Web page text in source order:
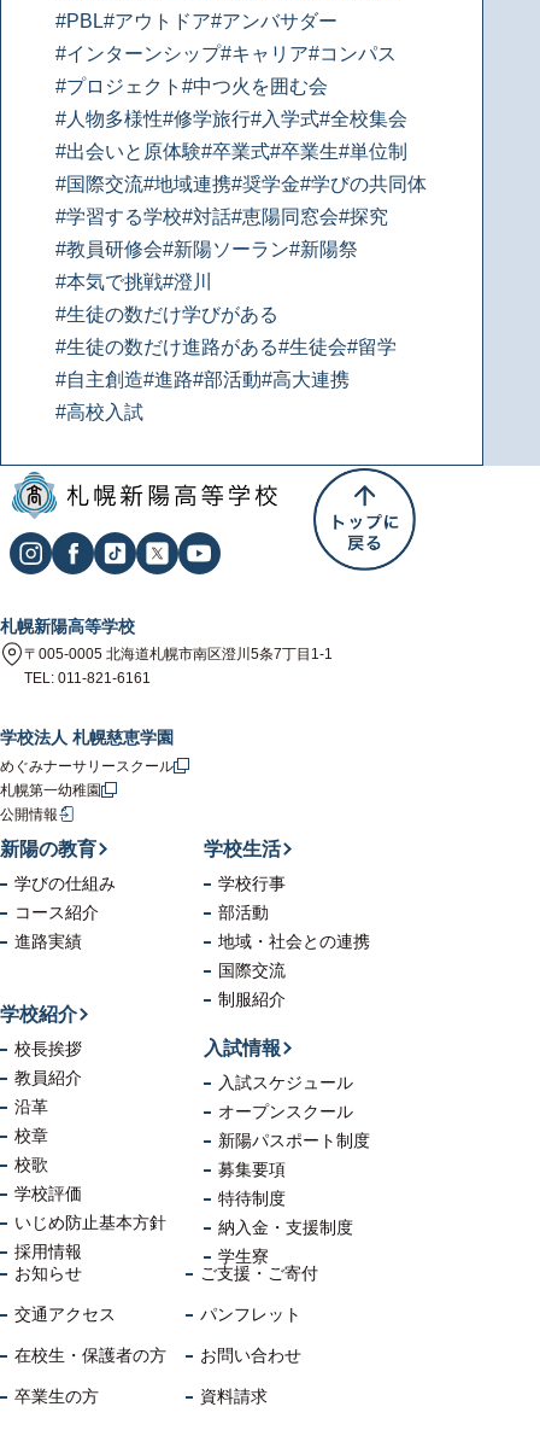
#PBL#アウトドア#アンバサダー
#インターンシップ#キャリア#コンパス
#プロジェクト #中つ火を囲む会
#人物多様性#修学旅行#入学式#全校集会
#出会いと原体験#卒業式#卒業生#単位制
#国際交流#地域連携#奨学金#学びの共同体
#学習する学校#対話#恵陽同窓会#探究
#教員研修会#新陽ソーラン#新陽祭
#本気で挑戦#澄川
#生徒の数だけ学びがある
#生徒の数だけ進路がある#生徒会#留学
#自主創造#進路#部活動#高大連携
#高校入試
札幌新陽高等学校
〒005-0005 北海道札幌市南区澄川5条7丁目1-1
TEL: 011-821-6161
学校法人 札幌慈恵学園
めぐみナーサリースクール
札幌第一幼稚園
公開情報
新陽の教育
学びの仕組み
コース紹介
進路実績
学校生活
学校行事
部活動
地域・社会との連携
国際交流
制服紹介
学校紹介
校長挨拶
教員紹介
沿革
校章
校歌
学校評価
いじめ防止基本方針
採用情報
入試情報
入試スケジュール
オープンスクール
新陽パスポート制度
募集要項
特待制度
納入金・支援制度
学生寮
お知らせ
交通アクセス
在校生・保護者の方
卒業生の方
ご支援・ご寄付
パンフレット
お問い合わせ
資料請求